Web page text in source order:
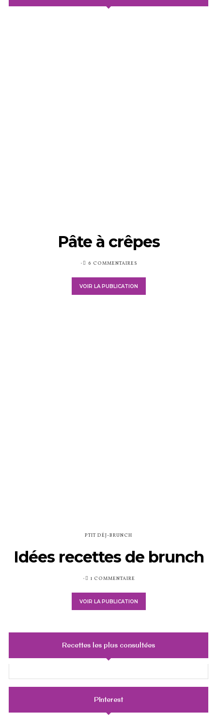
Pâte à crêpes
PUBLIÉ6 COMMENTAIRES
VOIR LA PUBLICATION
PTIT DÉJ-BRUNCH
Idées recettes de brunch
PUBLIÉ1 COMMENTAIRE
VOIR LA PUBLICATION
Recettes les plus consultées
Pinterest